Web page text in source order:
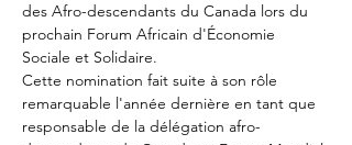
des Afro-descendants du Canada lors du
prochain Forum Africain d'Économie
Sociale et Solidaire.
Cette nomination fait suite à son rôle
remarquable l'année dernière en tant que
responsable de la délégation afro-